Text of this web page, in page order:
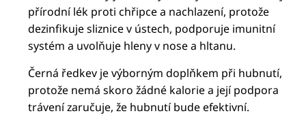
přírodní lék proti chřipce a nachlazení, protože
dezinfikuje sliznice v ústech, podporuje imunitní
systém a uvolňuje hleny v nose a hltanu.
Černá ředkev je výborným doplňkem při hubnutí,
protože nemá skoro žádné kalorie a její podpora
trávení zaručuje, že hubnutí bude efektivní.